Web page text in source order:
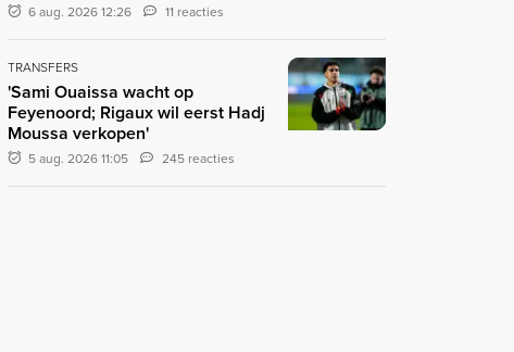
6 aug. 2026 12:26 11 reacties
TRANSFERS
'Sami Ouaissa wacht op
Feyenoord; Rigaux wil eerst Hadj
Moussa verkopen'
5 aug. 2026 11:05 245 reacties